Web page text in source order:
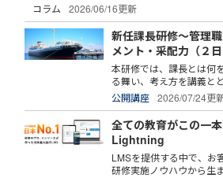
コラム
2026/06/16更新
新任課長研修～管理
メント・采配力（２日
本研修では、課長とは何
る舞い、考え方を講義と
公開講座
2026/07/24更
全ての教育がこの一
Lightning
LMSを提供する中で、お
研修実施ノウハウから生